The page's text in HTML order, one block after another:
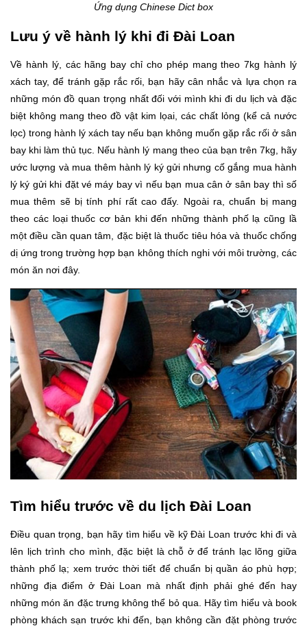
Ứng dụng Chinese Dict box
Lưu ý về hành lý khi đi Đài Loan
Về hành lý, các hãng bay chỉ cho phép mang theo 7kg hành lý
xách tay, để tránh gặp rắc rối, bạn hãy cân nhắc và lựa chọn ra
những món đồ quan trọng nhất đối với mình khi đi du lịch và đặc
biệt không mang theo đồ vật kim lọai, các chất lỏng (kể cả nước
lọc) trong hành lý xách tay nếu bạn không muốn gặp rắc rối ở sân
bay khi làm thủ tục. Nếu hành lý mang theo của bạn trên 7kg, hãy
ước lượng và mua thêm hành lý ký gửi nhưng cố gắng mua hành
lý ký gửi khi đặt vé máy bay vì nếu bạn mua cân ở sân bay thì số
mua thêm sẽ bị tính phí rất cao đấy. Ngoài ra, chuẩn bị mang
theo các loại thuốc cơ bản khi đến những thành phố lạ cũng lầ
một điều cần quan tâm, đặc biệt là thuốc tiêu hóa và thuốc chống
dị ứng trong trường hợp bạn không thích nghi với môi trường, các
món ăn nơi đây.
Tìm hiểu trước về du lịch Đài Loan
Điều quan trọng, bạn hãy tìm hiểu về kỹ Đài Loan trước khi đi và
lên lịch trình cho mình, đặc biệt là chỗ ở để tránh lạc lõng giữa
thành phố lạ; xem trước thời tiết để chuẩn bị quần áo phù hợp;
những địa điểm ở Đài Loan mà nhất định phải ghé đến hay
những món ăn đặc trưng không thể bỏ qua. Hãy tìm hiểu và book
phòng khách sạn trước khi đến, bạn không cần đặt phòng trước